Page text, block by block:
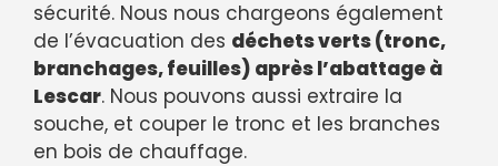
sécurité. Nous nous chargeons également
de l’évacuation des déchets verts (tronc,
branchages, feuilles) après l’abattage à
Lescar. Nous pouvons aussi extraire la
souche, et couper le tronc et les branches
en bois de chauffage.